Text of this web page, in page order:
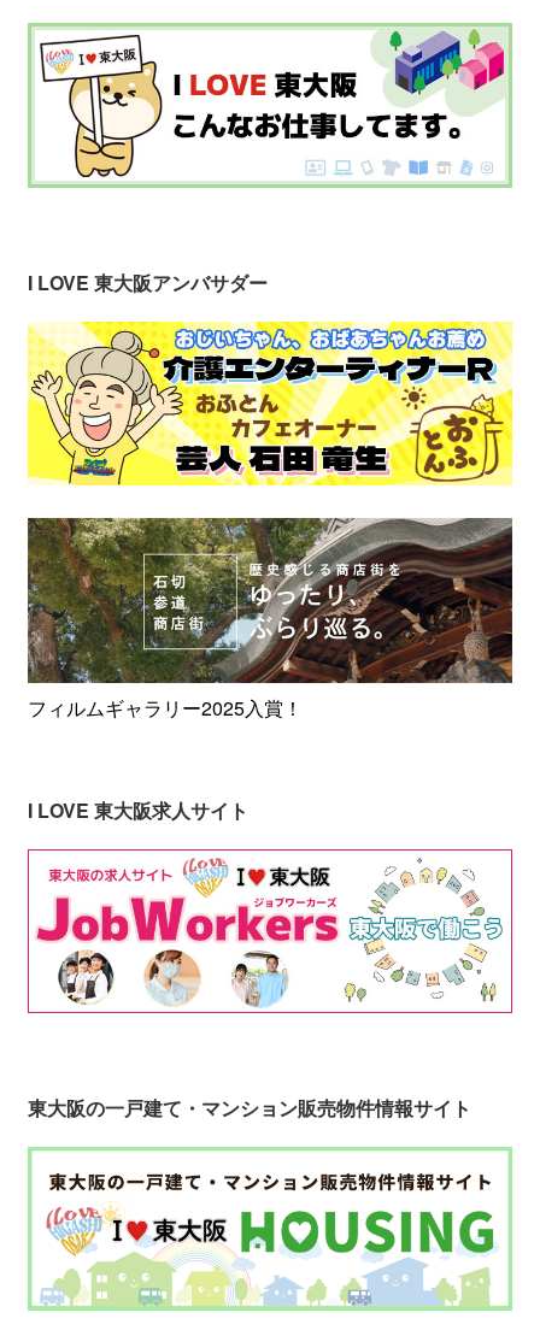
I LOVE 東大阪アンバサダー
フィルムギャラリー2025入賞！
I LOVE 東大阪求人サイト
東大阪の一戸建て・マンション販売物件情報サイト